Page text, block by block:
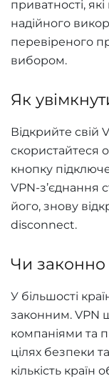
приватності,
надійного
перевіреного
вибором.
Як
Відкрийте свій
скористайтеся
кнопку
VPN-з’єднання
його, знову
disconnect.
Чи законно
У більшості
законним. VPN
компаніями та
цілях безпеки
кількість